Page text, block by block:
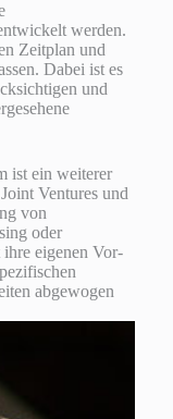
werden.
Zeitplan und
Dabei ist es
und
ist ein weiterer
Ventures und
von
oder
eigenen Vor-
abgewogen